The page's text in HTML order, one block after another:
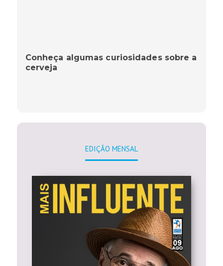
Conheça algumas curiosidades sobre a
cerveja
EDIÇÃO MENSAL